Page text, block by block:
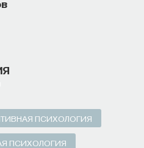
ПСИХОЛОГИЯ
ПСИХОЛОГИЯ